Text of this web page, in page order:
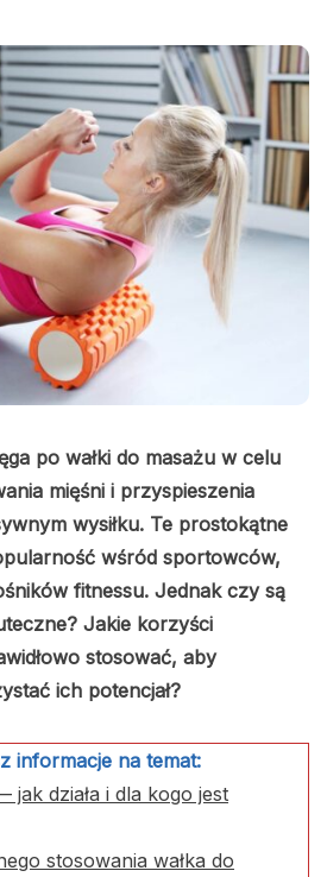
po wałki do masażu w celu
mięśni i przyspieszenia
wysiłku. Te prostokątne
wśród sportowców,
fitnessu. Jednak czy są
Jakie korzyści
stosować, aby
ich potencjał?
informacje na temat:
jak działa i dla kogo jest
stosowania wałka do